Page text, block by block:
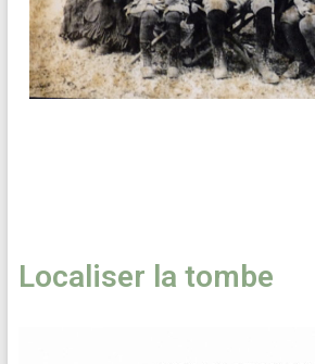
Localiser la tombe